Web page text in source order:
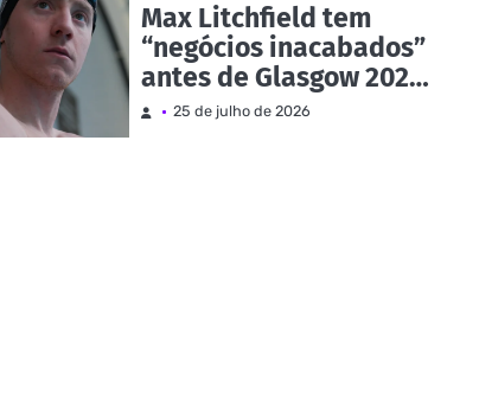
Max Litchfield tem
“negócios inacabados”
antes de Glasgow 2026 |
Notícias e eventos
25 de julho de 2026